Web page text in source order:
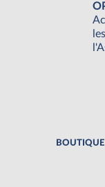
BOUTIQUE